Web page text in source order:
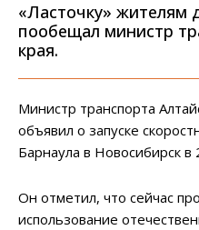
«Ласточку» жителям
пообещал министр
края.
Министр транспорта
объявил о запуске
Барнаула в Новосибирск в
Он отметил, что сейчас
использование